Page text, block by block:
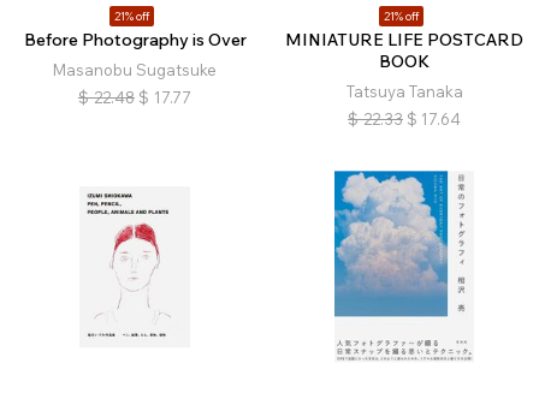
21% off
Before Photography is Over
Masanobu Sugatsuke
$ 22.48 $ 17.77
21% off
MINIATURE LIFE POSTCARD
BOOK
Tatsuya Tanaka
$ 22.33 $ 17.64